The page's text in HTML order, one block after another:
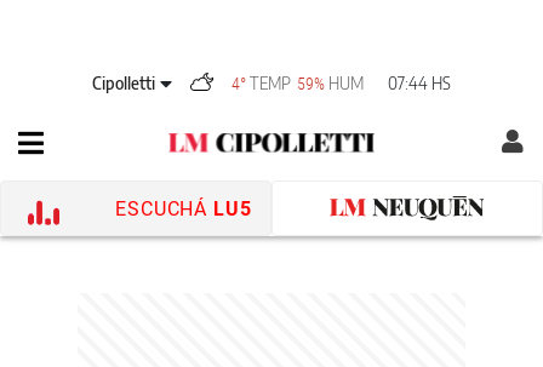
Cipolletti 4°TEMP 59% HUM 07:44 HS
ESCUCHÁ LU5